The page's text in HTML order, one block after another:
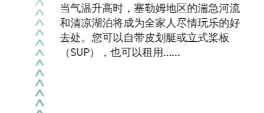
当气温升高时，塞勒姆地区的湍急河流
和清凉湖泊将成为全家人尽情玩乐的好
去处。您可以自带皮划艇或立式桨板
（SUP），也可以租用……